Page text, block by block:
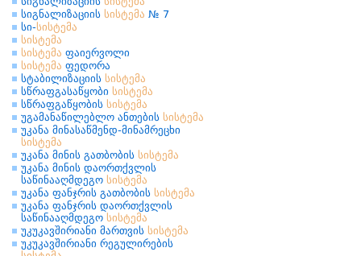
სიგნალიზაციის სისტემა № 7
სი-სისტემა
სისტემა
სისტემა ფაიერვოლი
სისტემა ფედორა
სტაბილიზაციის სისტემა
სწრაფგასაწყობი სისტემა
სწრაფგაწყობის სისტემა
უგამანაწილებლო ანთების სისტემა
უკანა მინასაწმენდ-მინამრეცხი
სისტემა
უკანა მინის გათბობის სისტემა
უკანა მინის დაორთქვლის
საწინააღმდეგო სისტემა
უკანა ფანჯრის გათბობის სისტემა
უკანა ფანჯრის დაორთქვლის
საწინააღმდეგო სისტემა
უკუკავშირიანი მართვის სისტემა
უკუკავშირიანი რეგულირების